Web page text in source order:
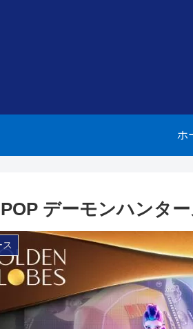
ホ
POP デーモンハンタ
ス